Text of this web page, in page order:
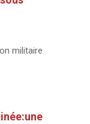
militaire